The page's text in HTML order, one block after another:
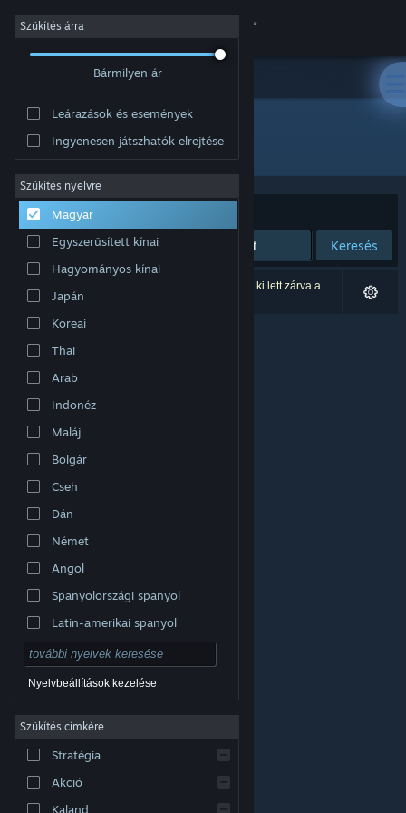
Bejelentkezés
Névjegy
Támogatás
Nyelvváltás
A Steam mobilalkalmazás beszerzése
Asztali weboldalra váltás
védjegyek jogos tulajdonosaiké az Egyesült
szabályzat
| Jogi információk
Steam előfizetői szerződés
Szűkítés árra
Bármilyen ár
Leárazások és események
Ingyenesen játszhatók elrejtése
Szűkítés nyelvre
Magyar
Egyszerűsített kínai
Hagyományos kínai
Japán
Koreai
Thai
Arab
Indonéz
Maláj
Bolgár
Cseh
Dán
Német
Angol
Spanyolországi spanyol
Latin-amerikai spanyol
Nyelvbeállítások kezelése
Szűkítés címkére
Stratégia
Akció
Kaland
Fejlesztő: Furoshiki Lab.
Rendezés Relevancia
Keresés
0 eredmény felel meg a keresésednek. 4 termék ki lett zárva a
beállításaid alapján.